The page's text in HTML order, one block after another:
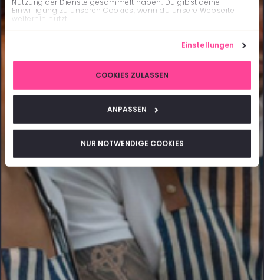
Nutzung der Dienste gesammelt haben. Du gibst deine
Einwilligung zu unseren Cookies, wenn du unsere Webseite
weiterhin nutzt.
Einstellungen
COOKIES ZULASSEN
ANPASSEN
NUR NOTWENDIGE COOKIES